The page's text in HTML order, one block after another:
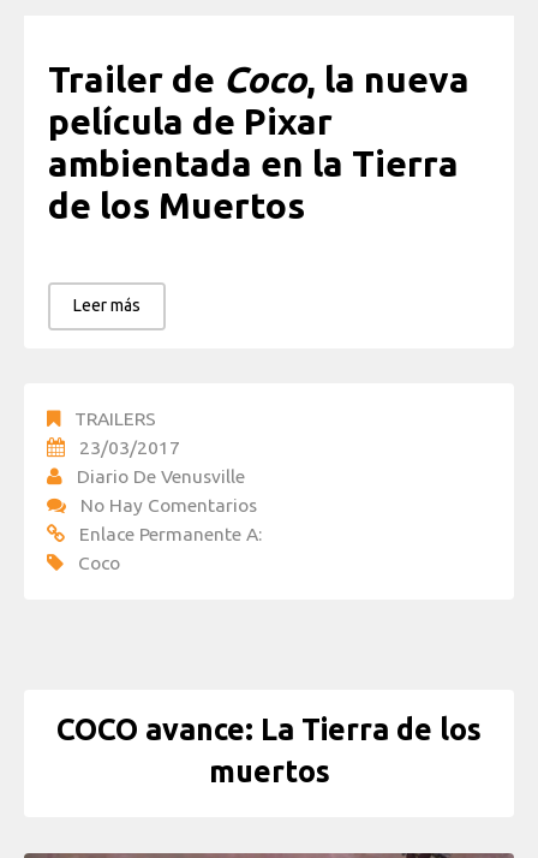
Trailer de Coco, la nueva
película de Pixar
ambientada en la Tierra
de los Muertos
Leer más
TRAILERS
23/03/2017
Diario De Venusville
No Hay Comentarios
Enlace Permanente A:
Coco
COCO avance: La Tierra de los
muertos